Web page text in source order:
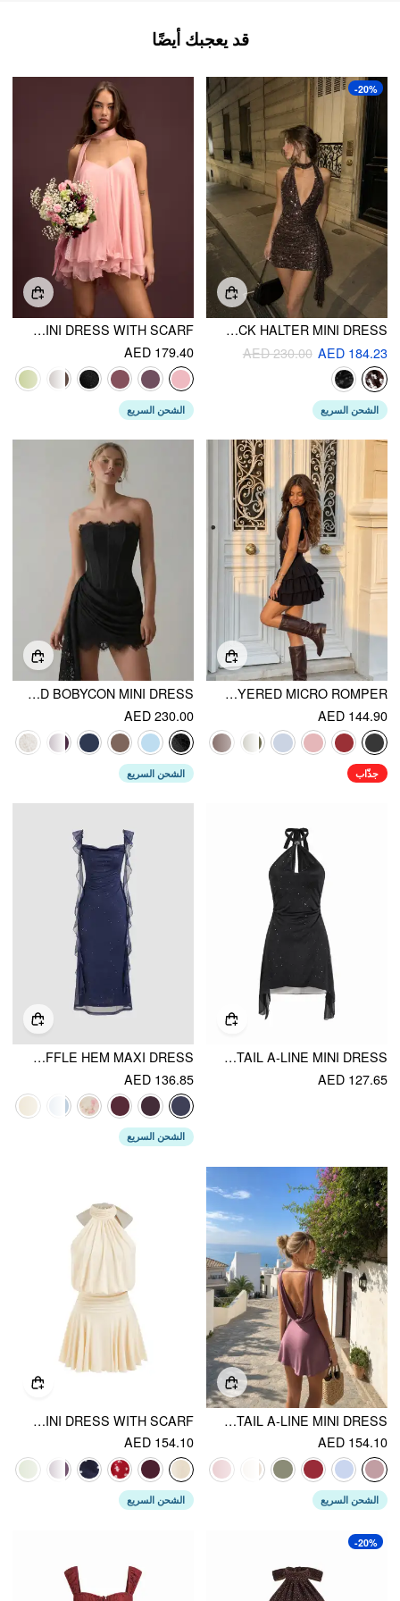
قد يعجبك أيضًا
-20%
SEQUIN DEEP V-NECK HALTER MINI DRESS
AED 184.23
AED 230.00
الشحن السريع
SEQUIN V-NECK HALTER RUFFLED HEM OVERSIZED MINI DRESS WITH SCARF
AED 179.40
الشحن السريع
BOAT NECK RUCHED RUFFLE HEM LAYERED MICRO ROMPER
AED 144.90
جذّاب
LACE SCULPTURAL TUBE DRAPED BOBYCON MINI DRESS
AED 230.00
الشحن السريع
TEXTURED HALTER NECKLINE CUT OUT METAL DETAIL A-LINE MINI DRESS
AED 127.65
COWL NECK SOLID GLITTER RUFFLE HEM MAXI DRESS
AED 136.85
الشحن السريع
SATIN COWL NECK BACKLESS METAL DETAIL A-LINE MINI DRESS
AED 154.10
الشحن السريع
STAND COLLAR SLEEVELESS A-LINE MINI DRESS WITH SCARF
AED 154.10
الشحن السريع
-20%